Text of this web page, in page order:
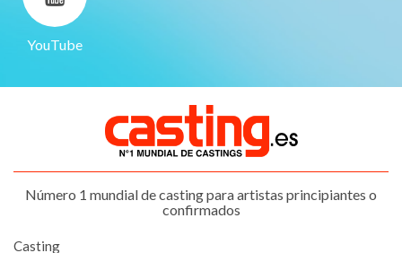
YouTube
Número 1 mundial de casting para artistas principiantes o
confirmados
Casting